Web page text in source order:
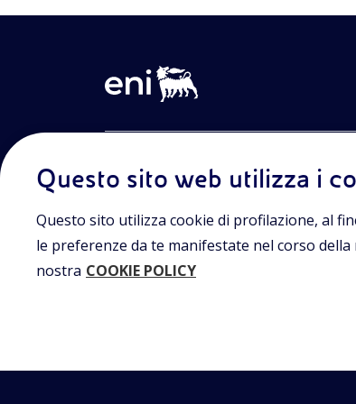
Entra nel mondo Eniscuola.Scopri gli
innovative per la didattica e naviga tra
Eniscuola è una iniziativa di Eni.
Questo sito web utilizza i
Questo sito utilizza cookie di profilazione, al
le preferenze da te manifestate nel corso
nostra COOKIE POLICY